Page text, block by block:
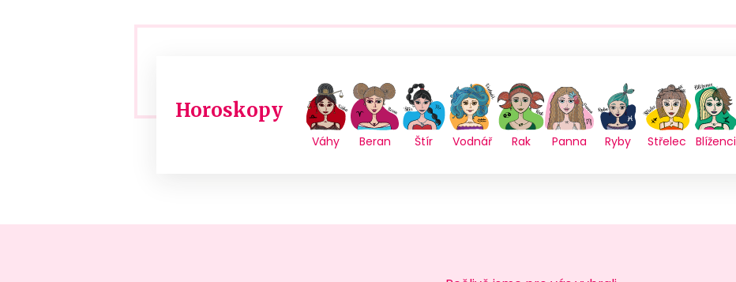
Horoskopy
Váhy Beran Štír Vodnář Rak Panna Ryby Střelec Blíženci